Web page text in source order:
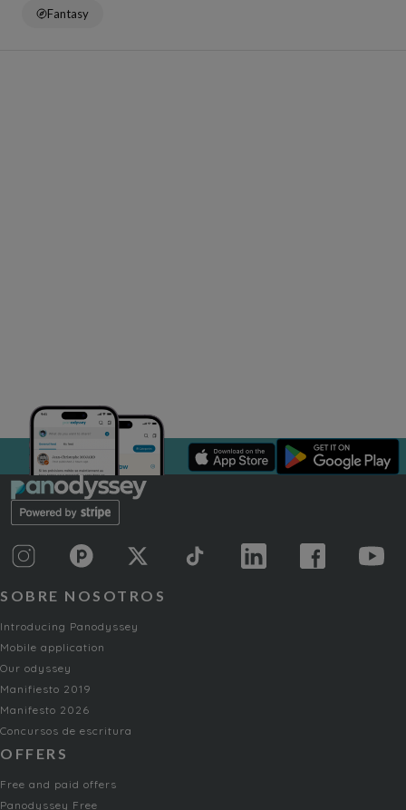
Fantasy
SOBRE NOSOTROS
Introducing Panodyssey
Mobile application
Our odyssey
Manifiesto 2019
Manifesto 2026
Concursos de escritura
OFFERS
Free and paid offers
Panodyssey Free